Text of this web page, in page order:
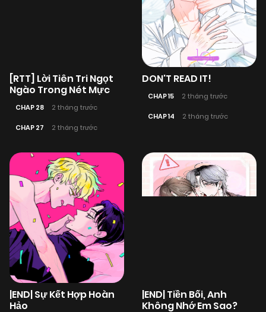
[RTT] Lời Tiên Tri Ngọt
Ngào Trong Nét Mực
CHAP 28 2 tháng trước
CHAP 27 2 tháng trước
DON'T READ IT!
CHAP 15 2 tháng trước
CHAP 14 2 tháng trước
|END| Sự Kết Hợp Hoàn
Hảo
|END| Tiền Bối, Anh
Không Nhớ Em Sao?